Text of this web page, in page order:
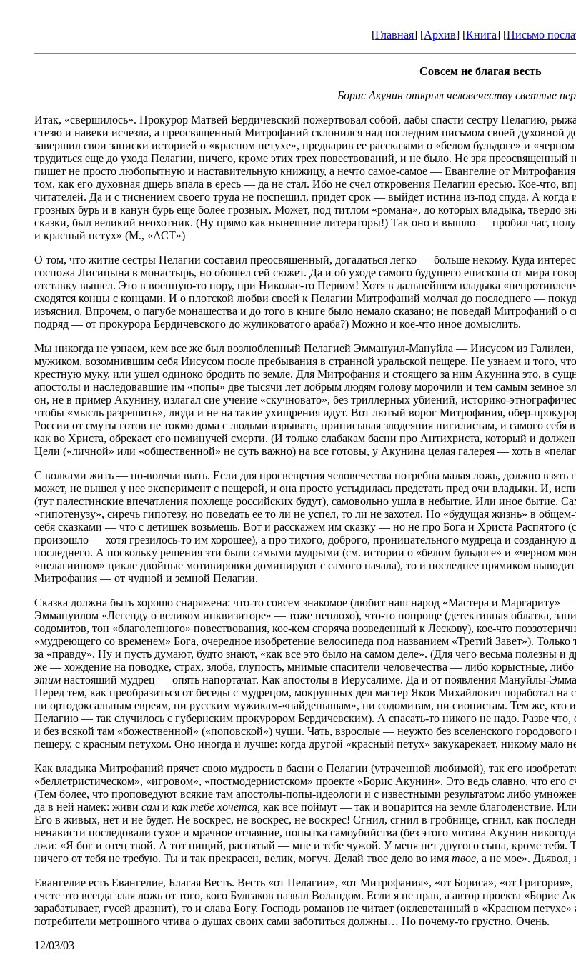
[Главная] [Архив] [Книга] [Письмо
Совсем не благая весть
Борис Акунин открыл человечеству светлые
Итак, «свершилось». Прокурор Матвей Бердичевский пожертвовал собой, дабы спасти сестру Пелагию,
стезю и навеки исчезла, а преосвященный Митрофаний склонился над последним письмом своей
завершил свои записки историей о «красном петухе», предварив ее рассказами о «белом бульдоге» и
трудиться еще до ухода Пелагии, ничего, кроме этих трех повествований, и не было. Не зря
пишет не просто любопытную и наставительную книжицу, а нечто самое-самое — Евангелие от
том, как его духовная дщерь впала в ересь — да не стал. Ибо не счел откровения Пелагии ересью. Кое-что,
читателей. Да и с тиснением своего труда не поспешил, придет срок — выйдет истина из-под спуда. А
грозных бурь и в канун бурь еще более грозных. Может, под титлом «романа», до которых владыка, твердо
сказки, был великий неохотник. (Ну прямо как нынешние литераторы!) Так оно и вышло — пробил час,
и красный петух» (М., «АСТ»)
О том, что житие сестры Пелагии составил преосвященный, догадаться легко — больше некому. Куда
госпожа Лисицына в монастырь, но обошел сей сюжет. Да и об уходе самого будущего епископа от мира
отставку вышел. Это в военную-то пору, при Николае-то Первом! Хотя в дальнейшем владыка
сходятся концы с концами. И о плотской любви своей к Пелагии Митрофаний молчал до последнего —
изъяснил. Впрочем, о пагубе монашества и до того в книге было немало сказано; не поведай Митрофаний
подряд — от прокурора Бердичевского до жуликоватого араба?) Можно и кое-что иное домыслить.
Мы никогда не узнаем, кем все же был возлюбленный Пелагией Эммануил-Мануйла — Иисусом из Галилеи,
мужиком, возомнившим себя Иисусом после пребывания в странной уральской пещере. Не узнаем и того,
крестную муку, или ушел одиноко бродить по земле. Для Митрофания и стоящего за ним Акунина это, в
апостолы и наследовавшие им «попы» две тысячи лет добрым людям голову морочили и тем самым земное
он, не в пример Акунину, излагал сие учение «скучновато», без триллерных убиений, историко-
чтобы «мысль разрешить», люди и не на такие ухищрения идут. Вот лютый ворог Митрофания, обер-
России от смуты готов не токмо дома с людьми взрывать, приписывая злодеяния нигилистам, и самого
как во Христа, обрекает его неминучей смерти. (И только слабакам басни про Антихриста, который и
Цели («личной» или «общественной» не суть важно) на все готовы, у Акунина целая галерея — хоть в
С волками жить — по-волчьи выть. Если для просвещения человечества потребна малая ложь, должно
может, не вышел у нее эксперимент с пещерой, и она просто устыдилась предстать пред очи владыки. И,
(тут палестинские впечатления похлеще российских будут), самовольно ушла в небытие. Или иное бытие.
«гипотенузу», сиречь гипотезу, но поведать ее то ли не успел, то ли не захотел. Но «будущая жизнь» в
себя сказками — что с детишек возьмешь. Вот и расскажем им сказку — но не про Бога и Христа Распятого
произошло — хотя грезилось-то им хорошее), а про тихого, доброго, проницательного мудреца и созданную
последнего. А поскольку решения эти были самыми мудрыми (см. истории о «белом бульдоге» и «черном
«пелагиином» цикле двойные мотивировки доминируют с самого начала), то и последнее прямиком
Митрофания — от чудной и земной Пелагии.
Сказка должна быть хорошо снаряжена: что-то совсем знакомое (любит наш народ «Мастера и Маргариту»
Эммануилом «Легенду о великом инквизиторе» — тоже неплохо), что-то попроще (детективная облатка,
содомитов, тон «благолепного» повествования, кое-кем сгоряча возведенный к Лескову), кое-что
«мудреющего со временем» Бога, очередное изобретение велосипеда под названием «Третий Завет»).
за «правду». Ну и пусть думают, будто знают, «как все это было на самом деле». (Для чего весьма полезны
же — хождение на поводке, страх, злоба, глупость, мнимые спасители человечества — либо корыстные,
этим настоящий мудрец — опять напортачат. Как апостолы в Иерусалиме. Да и от появления Мануйлы-
Перед тем, как преобразиться от беседы с мудрецом, мокрушных дел мастер Яков Михайлович поработал
ни ортодоксальным евреям, ни русским мужикам-«найденышам», ни содомитам, ни сионистам. Тем же, кто
Пелагию — так случилось с губернским прокурором Бердичевским). А спасать-то никого не надо. Разве
и без всякой там «божественной» («поповской») чуши. Чать, взрослые — неужто без вселенского
пещеру, с красным петухом. Оно иногда и лучше: когда другой «красный петух» закукарекает, никому мало
Как владыка Митрофаний прячет свою мудрость в басни о Пелагии (утраченной любимой), так его
«беллетристическом», «игровом», «постмодернистском» проекте «Борис Акунин». Это ведь славно, что
(Тем более, что проповедуют всякие там апостолы-попы-идеологи и с известными результатом: либо
да в ней намек: живи сам и как тебе хочется, как все поймут — так и воцарится на земле благоденствие.
Его в живых, нет и не будет. Не воскрес, не воскрес, не воскрес! Сгнил, сгнил в гробнице, сгнил, как
ненависти последовали сухое и мрачное отчаяние, попытка самоубийства (без этого мотива Акунин
лжи: «Я бог и отец твой. А тот нищий, распятый — мне и тебе чужой. У меня нет другого сына, кроме
ничего от тебя не требую. Ты и так прекрасен, велик, могуч. Делай твое дело во имя твое, а не мое». Дьявол,
Евангелие есть Евангелие, Благая Весть. Весть «от Пелагии», «от Митрофания», «от Бориса», «от
счете это всегда злая ложь от того, кого Булгаков назвал Воландом. Если я не прав, а автор проекта «Борис
зарабатывает, гусей дразнит), то и слава Богу. Господь романов не читает (оклеветанный в «Красном
потребители метрошного чтива о душах своих сами заботиться должны… Но почему-то грустно. Очень.
12/03/03